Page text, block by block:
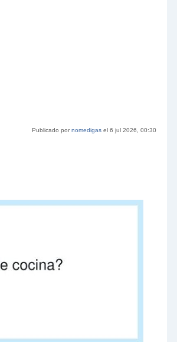
Publicado pornomedigas el 6 jul 2026, 00:30